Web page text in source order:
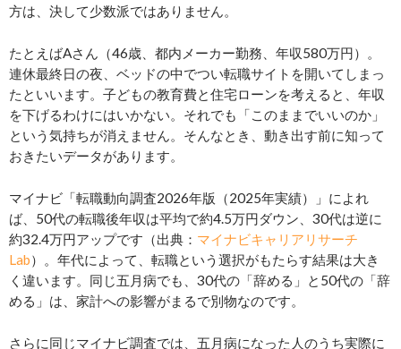
方は、決して少数派ではありません。
たとえばAさん（46歳、都内メーカー勤務、年収580万円）。
連休最終日の夜、ベッドの中でつい転職サイトを開いてしまっ
たといいます。子どもの教育費と住宅ローンを考えると、年収
を下げるわけにはいかない。それでも「このままでいいのか」
という気持ちが消えません。そんなとき、動き出す前に知って
おきたいデータがあります。
マイナビ「転職動向調査2026年版（2025年実績）」によれ
ば、50代の転職後年収は平均で約4.5万円ダウン、30代は逆に
約32.4万円アップです（出典： マイナビキャリアリサーチ
Lab）。年代によって、転職という選択がもたらす結果は大き
く違います。同じ五月病でも、30代の「辞める」と50代の「辞
める」は、家計への影響がまるで別物なのです。
さらに同じマイナビ調査では、五月病になった人のうち実際に